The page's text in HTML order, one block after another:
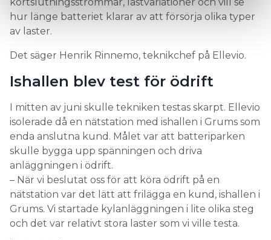
hur länge batteriet klarar av att försörja olika typer
av laster.
Det säger Henrik Rinnemo, teknikchef på Ellevio.
Ishallen blev test för ödrift
I mitten av juni skulle tekniken testas skarpt. Ellevio
isolerade då en nätstation med ishallen i Grums som
enda anslutna kund. Målet var att batteriparken
skulle bygga upp spänningen och driva
anläggningen i ödrift.
– När vi beslutat oss för att köra ödrift på en
nätstation var det lätt att frilägga en kund, ishallen i
Grums. Vi startade kylanläggningen i lite olika steg
och det var relativt stora laster som vi ville testa.